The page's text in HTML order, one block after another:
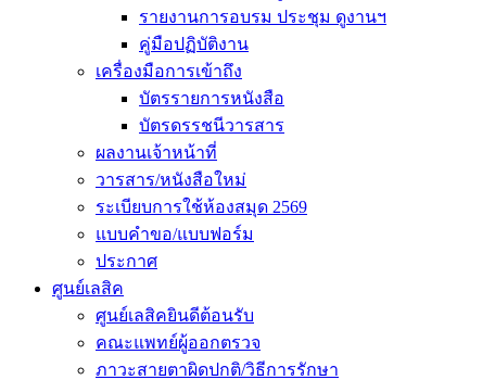
รายงานการอบรม ประชุม ดูงานฯ
คู่มือปฏิบัติงาน
เครื่องมือการเข้าถึง
บัตรรายการหนังสือ
บัตรดรรชนีวารสาร
ผลงานเจ้าหน้าที่
วารสาร/หนังสือใหม่
ระเบียบการใช้ห้องสมุด 2569
แบบคำขอ/แบบฟอร์ม
ประกาศ
ศูนย์เลสิค
ศูนย์เลสิคยินดีต้อนรับ
คณะแพทย์ผู้ออกตรวจ
ภาวะสายตาผิดปกติ/วิธีการรักษา